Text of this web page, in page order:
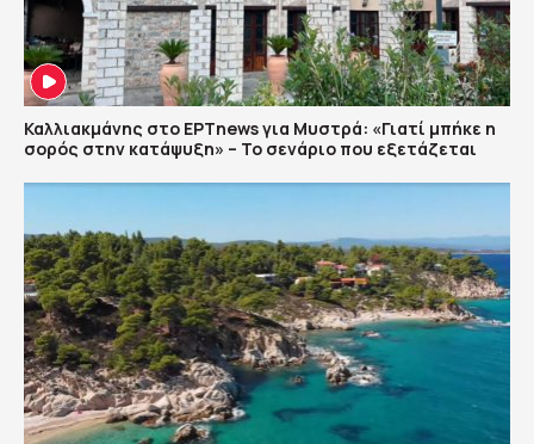
Καλλιακμάνης στο ΕΡΤnews για Μυστρά: «Γιατί μπήκε η
σορός στην κατάψυξη» – Το σενάριο που εξετάζεται